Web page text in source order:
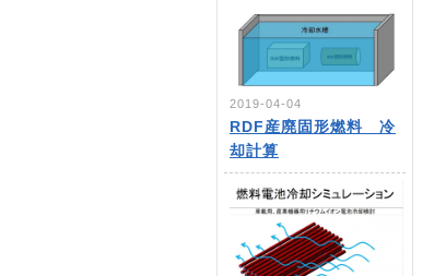
2019-04-04
RDF産廃固形燃料 冷
却計算